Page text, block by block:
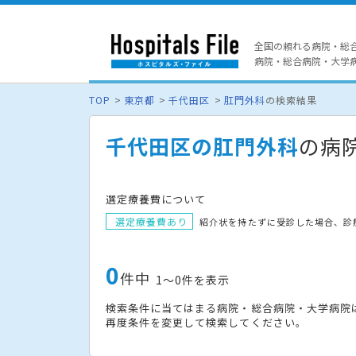
全国の頼れる病院・総
病院・総合病院・大学
TOP 東京都 千代田区 肛門外科の検索結果
千代田区の肛門外科の病
選定療養費について
選定療養費あり 紹介状を持たずに受診した場合、
0件中 1〜0件を表示
検索条件に当てはまる病院・総合病院・大学病
再度条件を変更して検索してください。